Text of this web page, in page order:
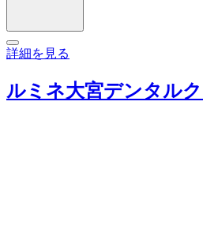
詳細を見る
ルミネ大宮デンタル